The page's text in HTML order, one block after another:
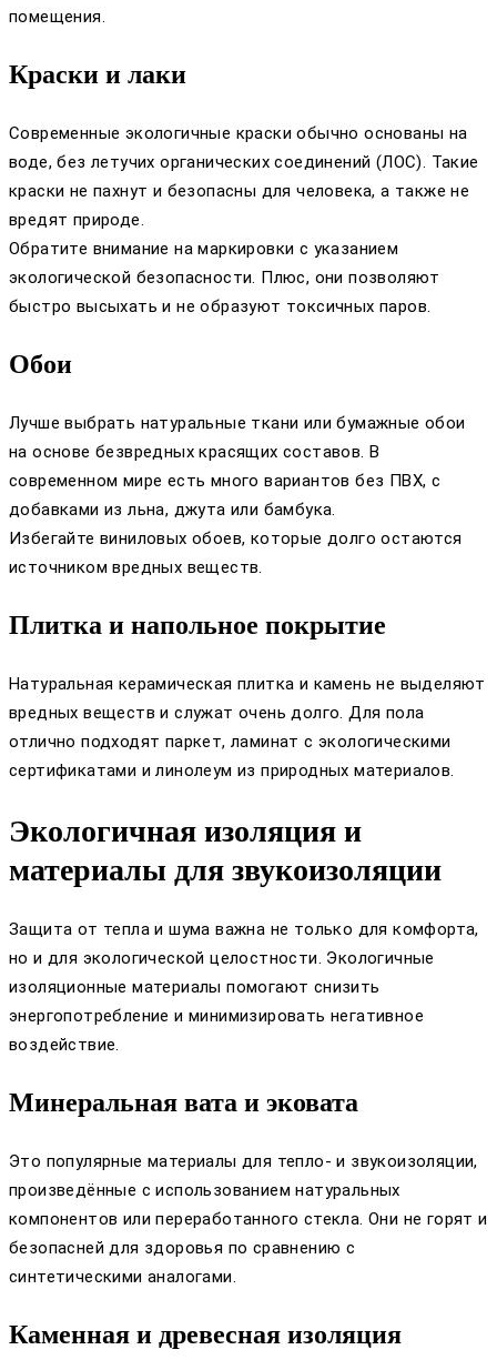
помещения.
Краски и лаки
Современные экологичные краски обычно основаны на
воде, без летучих органических соединений (ЛОС). Такие
краски не пахнут и безопасны для человека, а также не
вредят природе.
Обратите внимание на маркировки с указанием
экологической безопасности. Плюс, они позволяют
быстро высыхать и не образуют токсичных паров.
Обои
Лучше выбрать натуральные ткани или бумажные обои
на основе безвредных красящих составов. В
современном мире есть много вариантов без ПВХ, с
добавками из льна, джутa или бамбука.
Избегайте виниловых обоев, которые долго остаются
источником вредных веществ.
Плитка и напольное покрытие
Натуральная керамическая плитка и камень не выделяют
вредных веществ и служат очень долго. Для пола
отлично подходят паркет, ламинат с экологическими
сертификатами и линолеум из природных материалов.
Экологичная изоляция и
материалы для звукоизоляции
Защита от тепла и шума важна не только для комфорта,
но и для экологической целостности. Экологичные
изоляционные материалы помогают снизить
энергопотребление и минимизировать негативное
воздействие.
Минеральная вата и эковата
Это популярные материалы для тепло- и звукоизоляции,
произведённые с использованием натуральных
компонентов или переработанного стекла. Они не горят и
безопасней для здоровья по сравнению с
синтетическими аналогами.
Каменная и древесная изоляция